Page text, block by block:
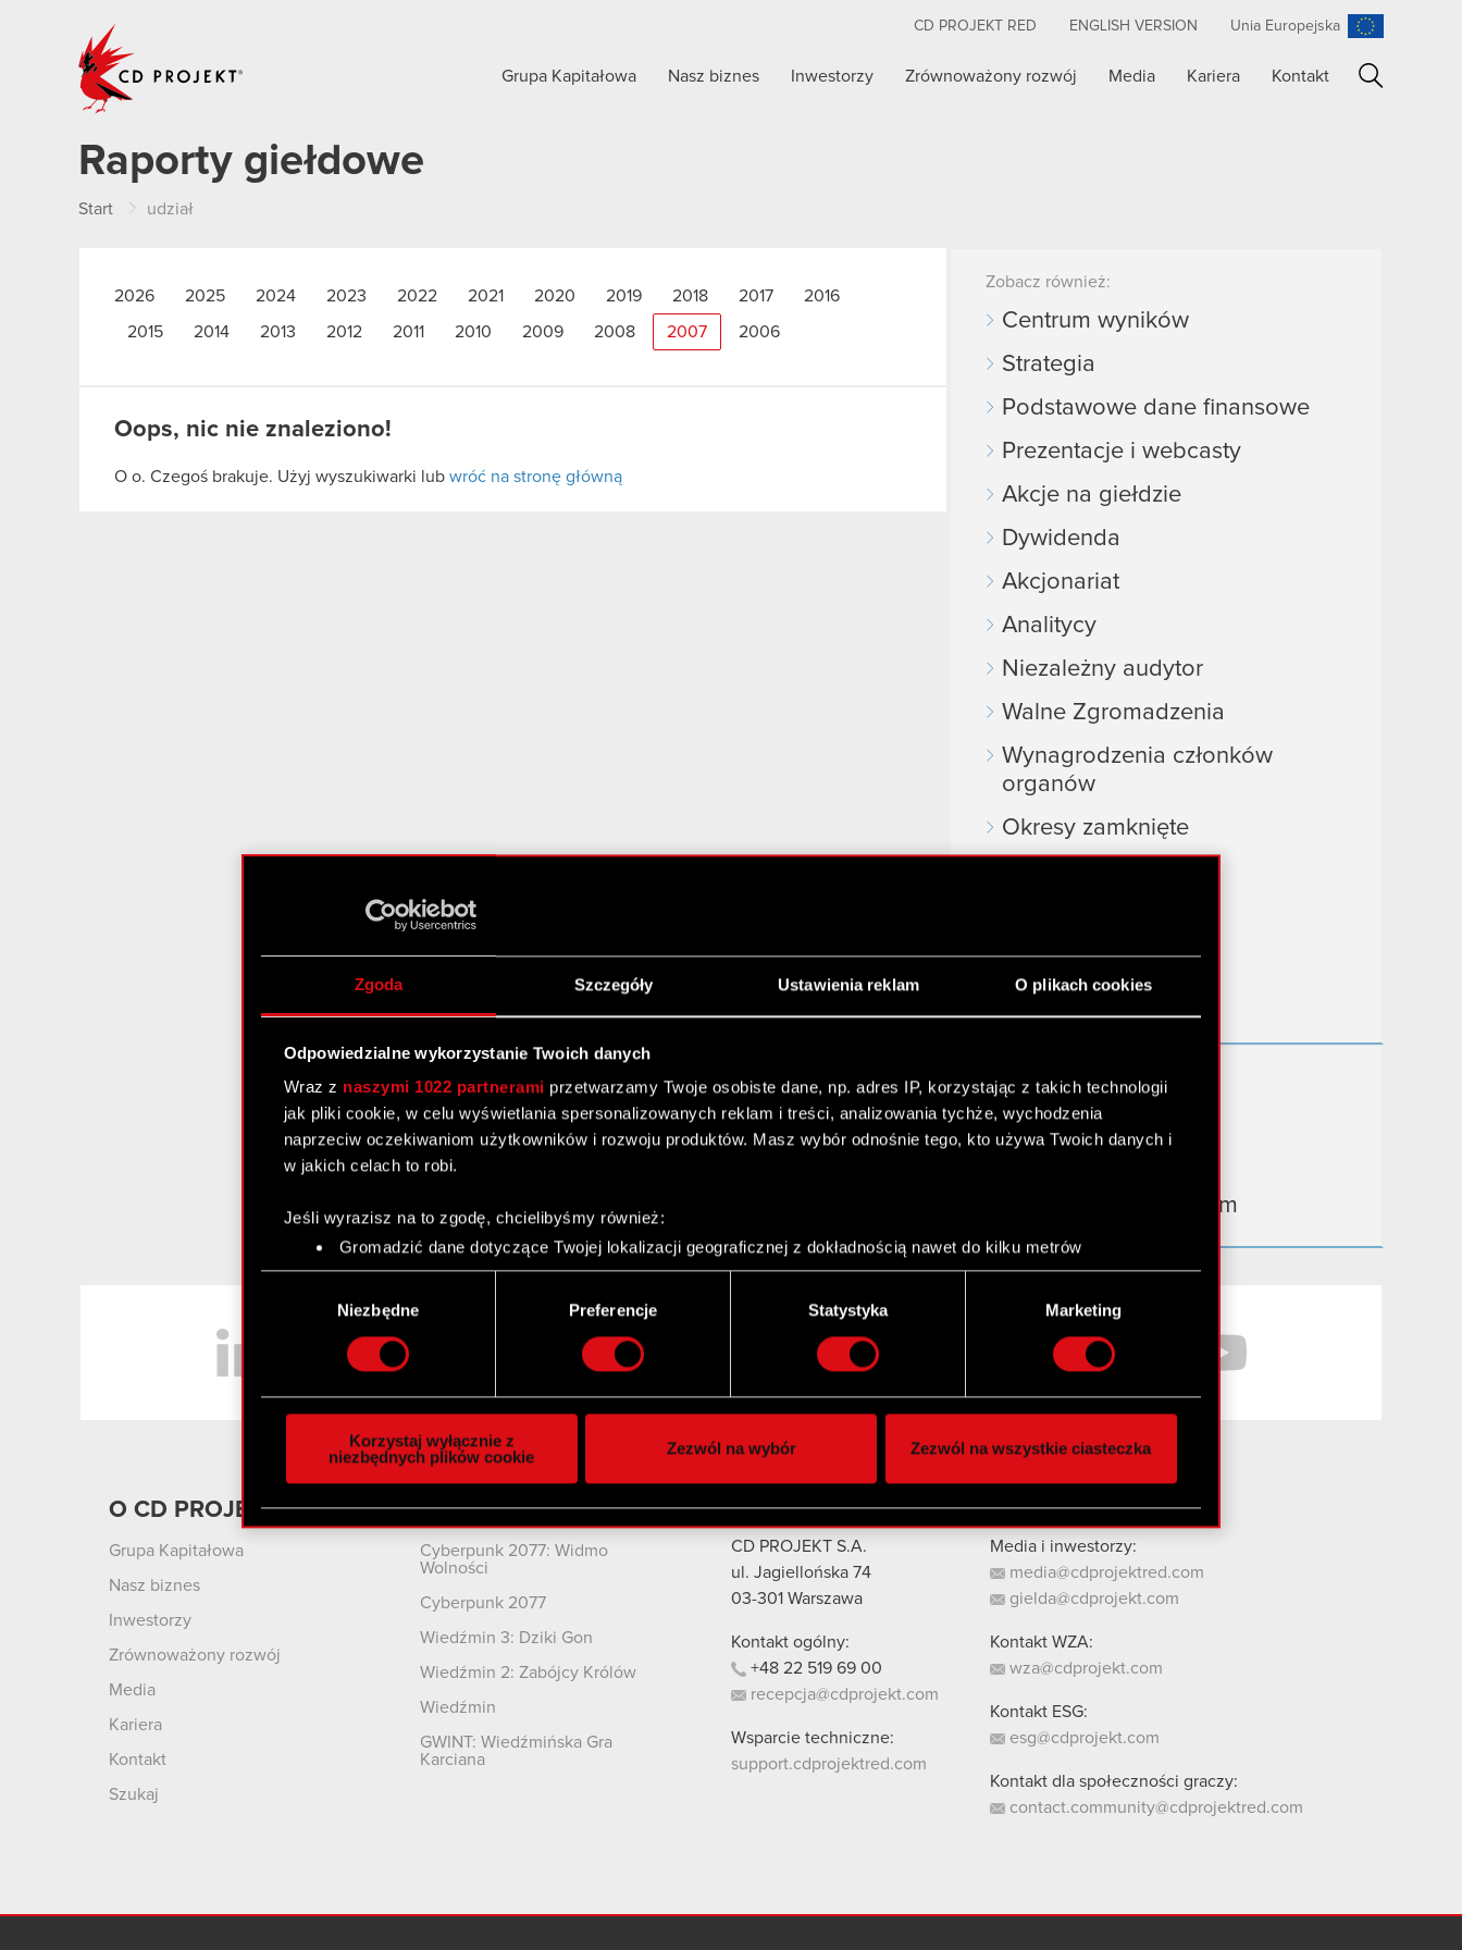
Zgoda Szczegóły Ustawienia reklam O plikach cookies
Odpowiedzialne wykorzystanie Twoich danych
Wraz z naszymi 1022 partnerami przetwarzamy Twoje osobiste dane, np. adres IP, korzystając z takich technologii
jak pliki cookie, w celu wyświetlania spersonalizowanych reklam i treści, analizowania tychże, wychodzenia
naprzeciw oczekiwaniom użytkowników i rozwoju produktów. Masz wybór odnośnie tego, kto używa Twoich danych i
w jakich celach to robi.
Jeśli wyrazisz na to zgodę, chcielibyśmy również:
Gromadzić dane dotyczące Twojej lokalizacji geograficznej z dokładnością nawet do kilku metrów
Identyfikować Twoje urządzenie, aktywnie analizując charakteryzującego je zbiory danych (fingerprinting,
Dowiedz się więcej odnośnie tego, jak Twoje osobiste dane są przetwarzane oraz ustaw własne preferencje w
szczegółów . W Deklaracji plików cookie możesz zmienić lub wycofać swoją zgodę w dowolnej chwili.
Wykorzystujemy pliki cookie do spersonalizowania treści i reklam, aby oferować funkcje społecznościowe i
społecznościowym, reklamowym i analitycznym. Partnerzy mogą połączyć te informacje z innymi danymi
otrzymanymi od Ciebie lub uzyskanymi podczas korzystania z ich usług. Kontynuując korzystanie z naszej witryny,
zgadasz się na używanie plików cookie.
Niezbędne Preferencje Statystyka Marketing
Korzystaj wyłącznie z
niezbędnych plików cookie
Zezwól na wybór Zezwól na wszystkie ciasteczka
CD PROJEKT RED ENGLISH VERSION Unia Europejska
Grupa Kapitałowa Nasz biznes Inwestorzy Zrównoważony rozwój Media Kariera Kontakt
Raporty giełdowe
Start udział
2026 2025 2024 2023 2022 2021 2020 2019 2018 2017 2016
2015 2014 2013 2012 2011 2010 2009 2008 2007 2006
Oops, nic nie znaleziono!
O o. Czegoś brakuje. Użyj wyszukiwarki lub wróć na stronę główną
Zobacz również:
Centrum wyników
Strategia
Podstawowe dane finansowe
Prezentacje i webcasty
Akcje na giełdzie
Dywidenda
Akcjonariat
Analitycy
Niezależny audytor
Walne Zgromadzenia
Wynagrodzenia członków
organów
Okresy zamknięte
Przydatne linki
Kontakt IR
Dowiedz się więcej:
thewitcher.com
gear.cdprojektred.com
Facebook
O CD PROJEKT
Grupa Kapitałowa
Nasz biznes
Inwestorzy
Zrównoważony rozwój
Media
Kariera
Kontakt
Szukaj
Produkty
Cyberpunk 2077: Widmo
Wolności
Cyberpunk 2077
Wiedźmin 3: Dziki Gon
Wiedźmin 2: Zabójcy Królów
Wiedźmin
GWINT: Wiedźmińska Gra
Karciana
Kontakt
CD PROJEKT S.A.
ul. Jagiellońska 74
03-301 Warszawa
Kontakt ogólny:
+48 22 519 69 00
recepcja@cdprojekt.com
Wsparcie techniczne:
support.cdprojektred.com
Media i inwestorzy:
media@cdprojektred.com
gielda@cdprojekt.com
Kontakt WZA:
wza@cdprojekt.com
Kontakt ESG:
esg@cdprojekt.com
Kontakt dla społeczności graczy:
contact.community@cdprojektred.com